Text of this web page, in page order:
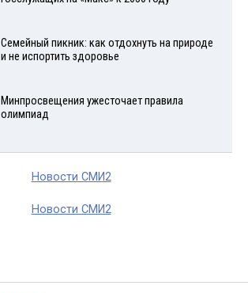
Семейный пикник: как отдохнуть на природе
и не испортить здоровье
Минпросвещения ужесточает правила
олимпиад
Новости СМИ2
Новости СМИ2